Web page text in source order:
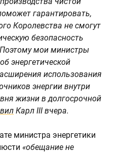
гарантировать,
Королевства не смогут
безопасность
мои министры
энергетической
использования
энергии внутри
жизни в долгосрочной
Карл III вчера.
министра энергетики
«обещание не